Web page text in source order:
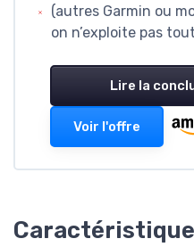
(autres Garmin ou
on n’exploite pas
Lire la
Voir l'offre